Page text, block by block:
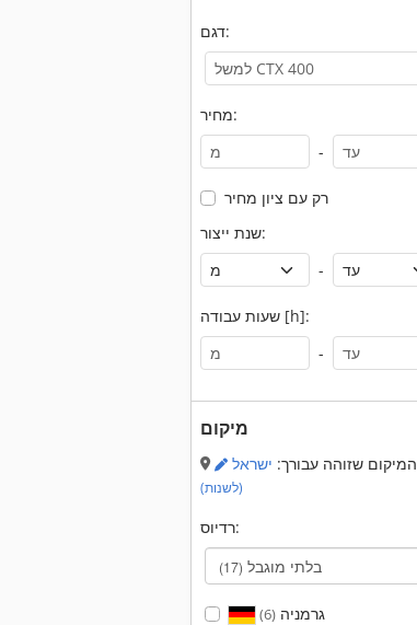
דגם:
מחיר:
-
רק עם ציון מחיר
שנת ייצור:
-
שעות עבודה [h]:
-
מיקום
המיקום שזוהה עבורך: ישראל
(לשנות)
רדיוס:
בלתי מוגבל (17)
גרמניה(6)